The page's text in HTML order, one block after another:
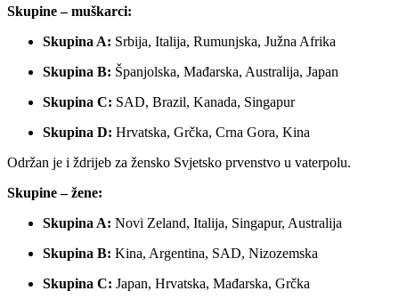
Skupine – muškarci:
Skupina A: Srbija, Italija, Rumunjska, Južna Afrika
Skupina B: Španjolska, Mađarska, Australija, Japan
Skupina C: SAD, Brazil, Kanada, Singapur
Skupina D: Hrvatska, Grčka, Crna Gora, Kina
Održan je i ždrijeb za žensko Svjetsko prvenstvo u vaterpolu.
Skupine – žene:
Skupina A: Novi Zeland, Italija, Singapur, Australija
Skupina B: Kina, Argentina, SAD, Nizozemska
Skupina C: Japan, Hrvatska, Mađarska, Grčka